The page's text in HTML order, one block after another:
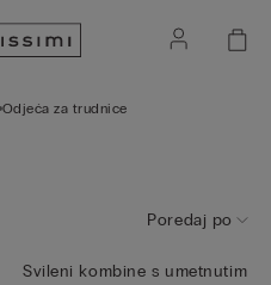
Odjeća za trudnice
Poredaj po
Svileni kombine s umetnutim